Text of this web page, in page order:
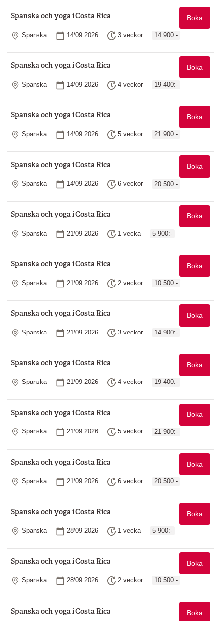
Spanska och yoga i Costa Rica Boka
Plats
Spanska Startdatum
14/09 2026 Längd
3 veckor 14 900:-
Spanska och yoga i Costa Rica Boka
Plats
Spanska Startdatum
14/09 2026 Längd
4 veckor 19 400:-
Spanska och yoga i Costa Rica Boka
Plats
Spanska Startdatum
14/09 2026 Längd
5 veckor 21 900:-
Spanska och yoga i Costa Rica Boka
Plats
Spanska Startdatum
14/09 2026 Längd
6 veckor 20 500:-
Spanska och yoga i Costa Rica Boka
Plats
Spanska Startdatum
21/09 2026 Längd
1 vecka 5 900:-
Spanska och yoga i Costa Rica Boka
Plats
Spanska Startdatum
21/09 2026 Längd
2 veckor 10 500:-
Spanska och yoga i Costa Rica Boka
Plats
Spanska Startdatum
21/09 2026 Längd
3 veckor 14 900:-
Spanska och yoga i Costa Rica Boka
Plats
Spanska Startdatum
21/09 2026 Längd
4 veckor 19 400:-
Spanska och yoga i Costa Rica Boka
Plats
Spanska Startdatum
21/09 2026 Längd
5 veckor 21 900:-
Spanska och yoga i Costa Rica Boka
Plats
Spanska Startdatum
21/09 2026 Längd
6 veckor 20 500:-
Spanska och yoga i Costa Rica Boka
Plats
Spanska Startdatum
28/09 2026 Längd
1 vecka 5 900:-
Spanska och yoga i Costa Rica Boka
Plats
Spanska Startdatum
28/09 2026 Längd
2 veckor 10 500:-
Spanska och yoga i Costa Rica Boka